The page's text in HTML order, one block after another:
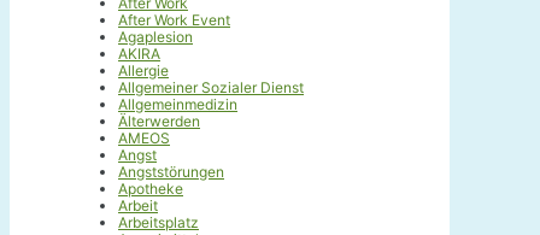
After Work Event
Agaplesion
AKIRA
Allergie
Allgemeiner Sozialer Dienst
Allgemeinmedizin
Älterwerden
AMEOS
Angst
Angststörungen
Apotheke
Arbeit
Arbeitsplatz